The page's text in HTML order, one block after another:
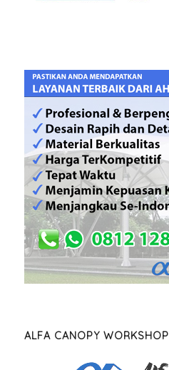
ALFA CANOPY WORKSHOP